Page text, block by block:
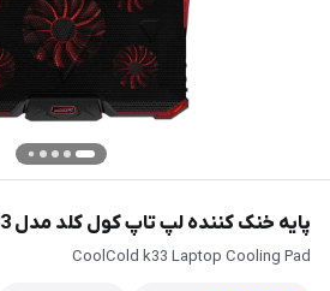
پایه خنک کننده لپ تاپ کول کلد مدل K33
CoolCold k33 Laptop Cooling Pad